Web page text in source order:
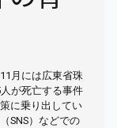
月には広東省珠
が死亡する事件
に乗り出してい
SNS）などでの